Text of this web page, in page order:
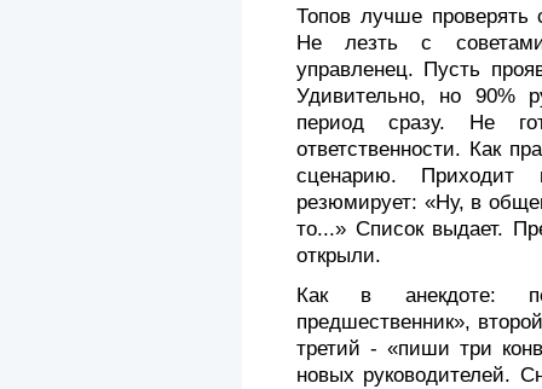
Топов лучше проверять
Не лезть с
управленец. Пусть
Удивительно, но 90%
период сразу. Не
ответственности. Как
сцена­рию. Приходит
резюмирует: «Ну, в
то...» Список выдает.
открыли.
Как в анекдоте:
предшественник»,
третий - «пиши три
новых руководителей.